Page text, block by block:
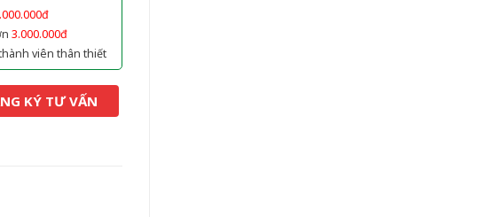
3.000.000đ
viên thân thiết
KÝ TƯ VẤN